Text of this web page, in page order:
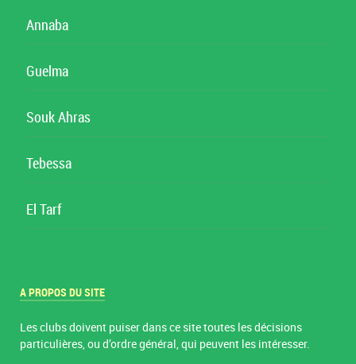
Annaba
Guelma
Souk Ahras
Tebessa
El Tarf
A PROPOS DU SITE
Les clubs doivent puiser dans ce site toutes les décisions
particulières, ou d’ordre général, qui peuvent les intéresser.